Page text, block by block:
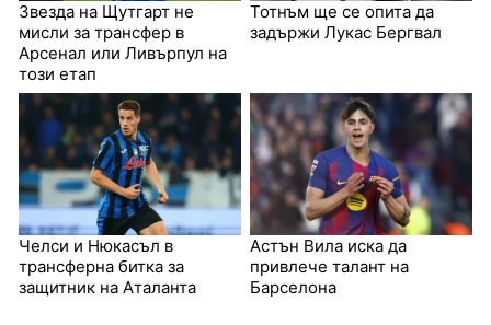
Звезда на Щутгарт не
мисли за трансфер в
Арсенал или Ливърпул на
този етап
Тотнъм ще се опита да
задържи Лукас Бергвал
Челси и Нюкасъл в
трансферна битка за
защитник на Аталанта
Астън Вила иска да
привлече талант на
Барселона